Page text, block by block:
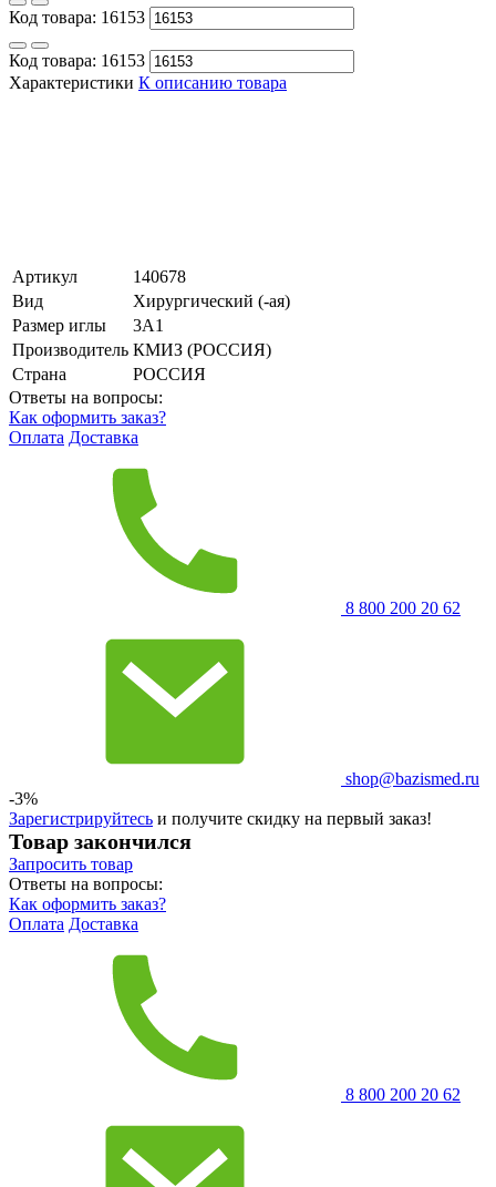
Код товара: 16153
Код товара: 16153
Характеристики К описанию товара
Артикул
140678
Вид
Хирургический (-ая)
Размер иглы
3А1
Производитель КМИЗ (РОССИЯ)
Страна
РОССИЯ
Ответы на вопросы:
Как оформить заказ?
Оплата Доставка
8 800 200 20 62
shop@bazismed.ru
-3%
Зарегистрируйтесь и получите скидку на первый заказ!
Товар закончился
Запросить товар
Ответы на вопросы:
Как оформить заказ?
Оплата Доставка
8 800 200 20 62